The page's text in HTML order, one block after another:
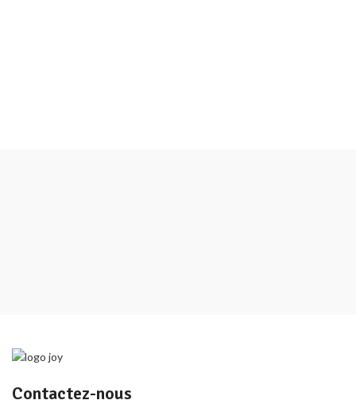
Contactez-nous